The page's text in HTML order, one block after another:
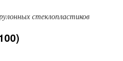
стеклопластиков